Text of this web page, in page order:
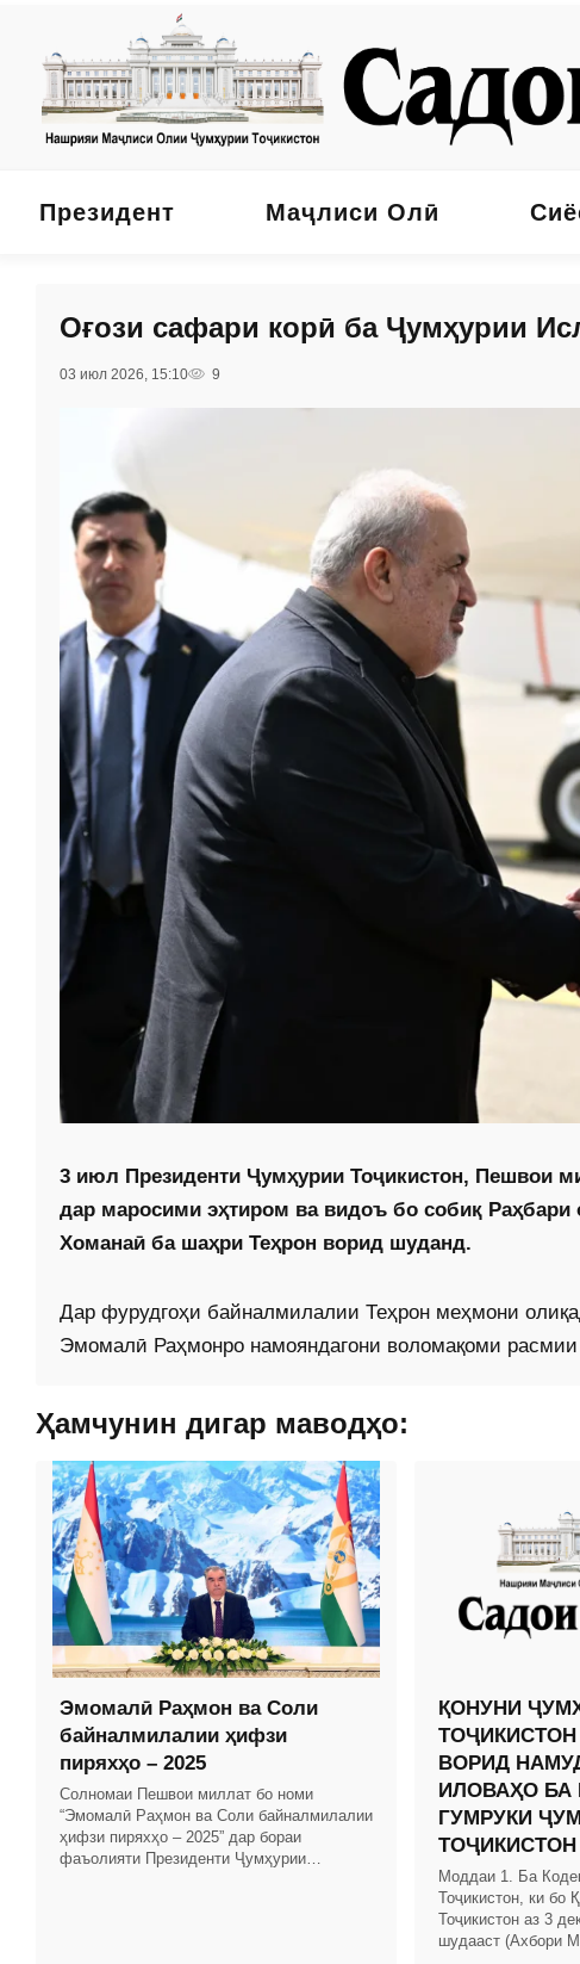
Президент Маҷлиси Олӣ
Оғози сафари корӣ ба Ҷумҳурии
03 июл 2026, 15:10 9
3 июл Президенти Ҷумҳурии Тоҷикистон, Пешвои
дар маросими эҳтиром ва видоъ бо собиқ
Хоманаӣ ба шаҳри Теҳрон ворид шуданд.
Дар фурудгоҳи байналмилалии Теҳрон меҳмони
Эмомалӣ Раҳмонро намояндагони воломақоми
Ҳамчунин дигар маводҳо:
Эмомалӣ Раҳмон ва Соли
байналмилалии ҳифзи
пиряхҳо – 2025
Солномаи Пешвои миллат бо номи
“Эмомалӣ Раҳмон ва Соли байналмилалии
ҳифзи пиряхҳо – 2025” дар бораи
фаъолияти Президенти Ҷумҳурии
ҚОНУНИ
ВОРИД
ИЛОВАҲО БА
ГУМРУКИ
ТОҶИКИСТОН
Моддаи 1. Ба
Тоҷикистон, ки бо
Тоҷикистон аз 3
шудааст (Ахбори